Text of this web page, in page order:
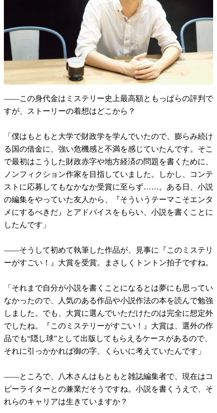
――この身代金はミステリー史上最高額ともっぱらの評判で
すが、ストーリーの着想はどこから？
「僕はもともと大学で財政学を学んでいたので、膨らみ続け
る国の借金に、強い危機感と不満を感じていたんです。そこ
で最初はこうした財政赤字や地方経済の問題を書くために、
ノンフィクション作家を目指していました。しかし、コンテ
ストに応募してもなかなか受賞に至らず……。ある日、小説
の編集をやっていた友人から、『そういうテーマこそエンタ
メにするべきだ』とアドバイスをもらい、小説を書くことに
したんです」
――そうして初めて執筆した作品が、見事に『このミステリ
ーがすごい！』大賞を受賞。まさしくトントン拍子ですね。
「それまで自分が小説を書くことになるとは夢にも思ってい
なかったので、人気のある作品や小説作法の本を読んで勉強
しました。でも、大賞に選んでいただけたのは完全に想定外
でしたね。『このミステリーがすごい！』大賞は、選外の作
品でも“隠し球”として出版してもらえるケースがあるので、
それに引っかかれば御の字、くらいに考えていたんです」
――ところで、八木さんはもともと雑誌編集者で、現在はコ
ピーライターとの兼業だそうですね。小説を書くうえで、そ
れらのキャリアは生きていますか？